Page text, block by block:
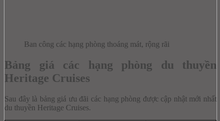
Ban công các hạng phòng thoáng mát, rộng rãi
Bảng giá các hạng phòng du thuyền
Heritage Cruises
Sau đây là bảng giá ưu đãi các hạng phòng được cập nhật mới nhất
du thuyền Heritage Cruises.